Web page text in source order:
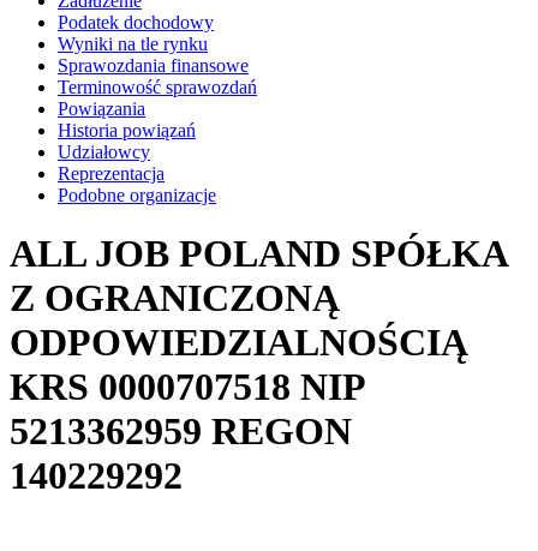
Podatek dochodowy
Wyniki na tle rynku
Sprawozdania finansowe
Terminowość sprawozdań
Powiązania
Historia powiązań
Udziałowcy
Reprezentacja
Podobne organizacje
ALL JOB POLAND SPÓŁKA
Z OGRANICZONĄ
ODPOWIEDZIALNOŚCIĄ
KRS 0000707518 NIP
5213362959 REGON
140229292